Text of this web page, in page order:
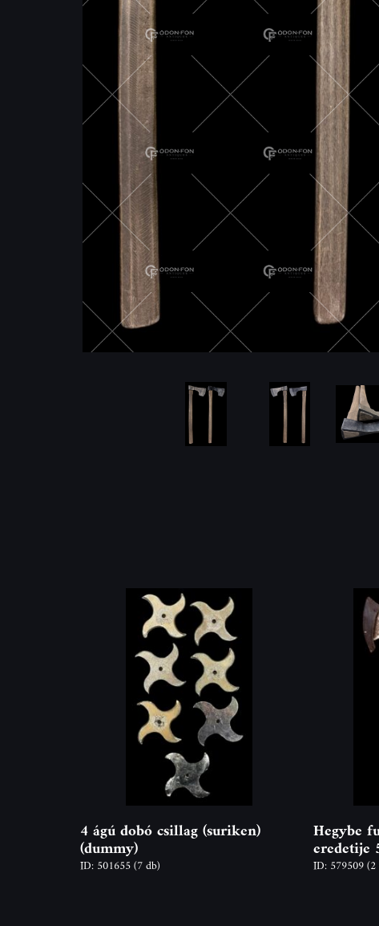
4 ágú dobó csillag (suriken)
(dummy)
ID: 501655(7 db)
Hegybe
eredetije
ID: 579509(2